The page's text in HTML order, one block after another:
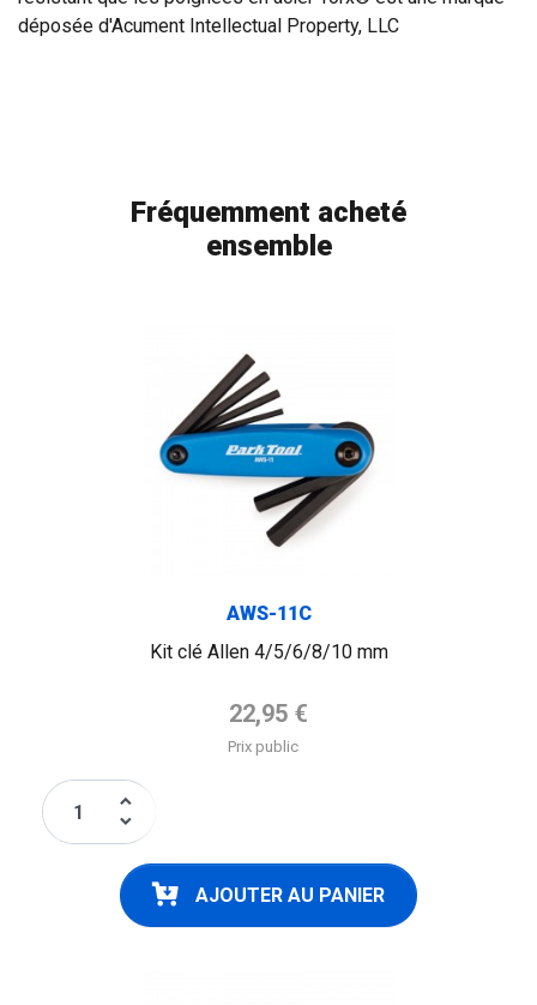
déposée d'Acument Intellectual Property, LLC
Fréquemment acheté
ensemble
AWS-11C
Kit clé Allen 4/5/6/8/10 mm
Prix de base
22,95 €
Prix public
keyboard_arrow_up
keyboard_arrow_down
AJOUTER AU PANIER